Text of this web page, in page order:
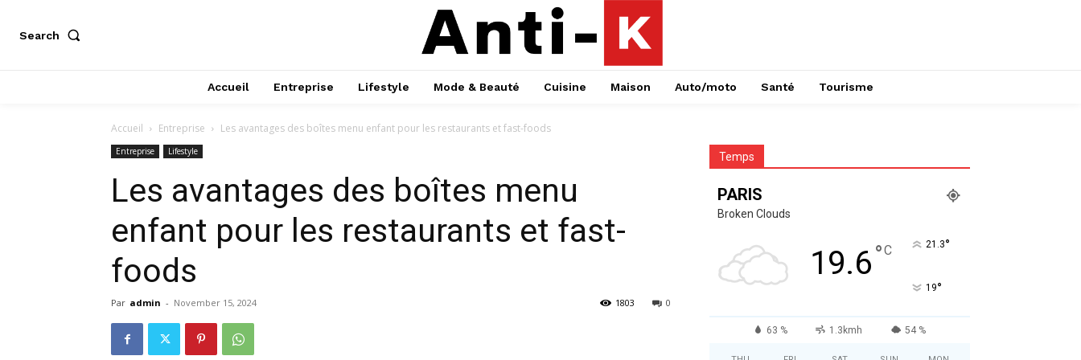
Search
Accueil Entreprise Lifestyle Mode & Beauté Cuisine Maison Auto/moto Santé Tourisme
Accueil Entreprise Les avantages des boîtes menu enfant pour les restaurants et fast-foods
Entreprise Lifestyle
Les avantages des boîtes menu
enfant pour les restaurants et fast-
foods
Par admin - November 15, 2024 0
1803
Temps
PARIS
Broken Clouds
19.6°C 21.3°
19°
63 % 1.3kmh 54 %